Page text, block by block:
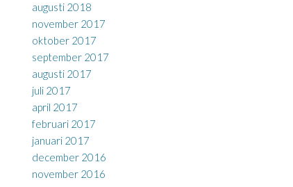
augusti 2018
november 2017
oktober 2017
september 2017
augusti 2017
juli 2017
april 2017
februari 2017
januari 2017
december 2016
november 2016